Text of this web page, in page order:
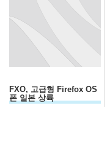
FXO, 고급형 Firefox OS
폰 일본 상륙